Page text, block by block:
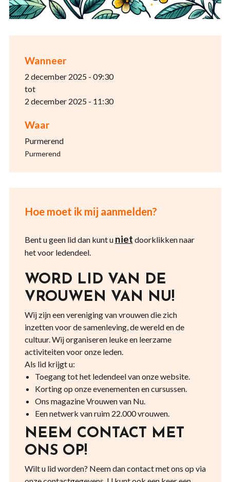
Wanneer
2 december 2025 - 09:30
tot
2 december 2025 - 11:30
Waar
Purmerend
Purmerend
Hoe moet ik mij aanmelden?
Bent u geen lid dan kunt u niet doorklikken naar
het voor ledendeel.
WORD LID VAN DE
VROUWEN VAN NU!
Wij zijn een vereniging van vrouwen die zich
inzetten voor de samenleving, de wereld en de
cultuur. Wij organiseren leuke en leerzame
activiteiten voor onze leden.
Als lid krijgt u:
Toegang tot het ledendeel van onze website.
Korting op onze evenementen en cursussen.
Ons magazine Vrouwen van Nu.
Een netwerk van ruim 22.000 vrouwen.
NEEM CONTACT MET
ONS OP!
Wilt u lid worden? Neem dan contact met ons op via